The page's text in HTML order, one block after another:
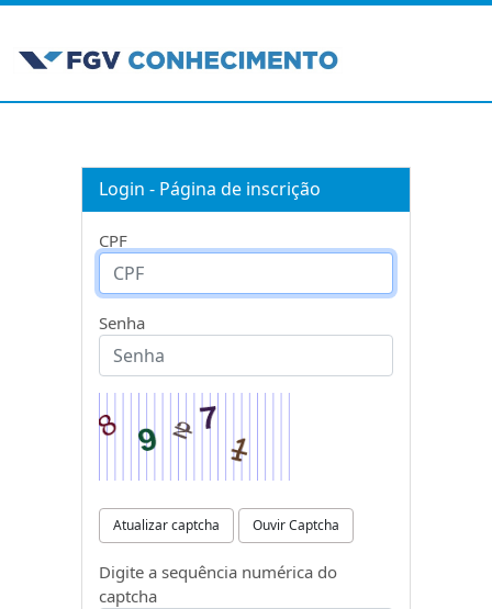
Login - Página de inscrição
CPF
Senha
Atualizar captcha Ouvir Captcha
Digite a sequência numérica do
captcha